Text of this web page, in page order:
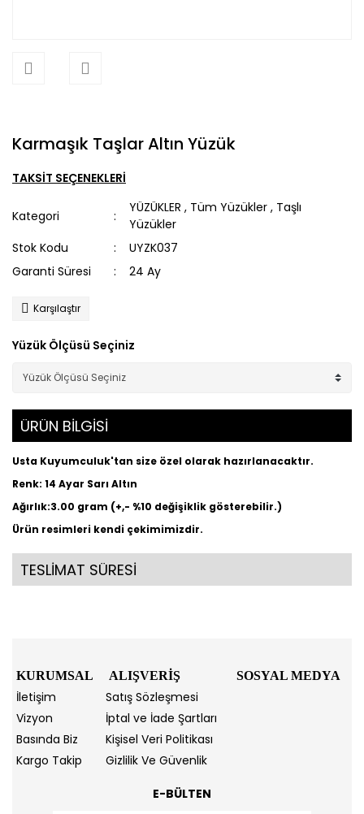
Karmaşık Taşlar Altın Yüzük
TAKSİT SEÇENEKLERİ
Kategori
YÜZÜKLER , Tüm Yüzükler , Taşlı
Yüzükler
Stok Kodu
UYZK037
Garanti Süresi
24 Ay
Karşılaştır
Yüzük Ölçüsü Seçiniz
ÜRÜN BİLGİSİ
Usta Kuyumculuk'tan size özel olarak hazırlanacaktır.
Renk: 14 Ayar Sarı Altın
Ağırlık:3.00 gram (+,- %10 değişiklik gösterebilir.)
Ürün resimleri kendi çekimimizdir.
TESLİMAT SÜRESİ
KURUMSAL ALIŞVERİŞ SOSYAL MEDYA
İletişim
Satış Sözleşmesi
Vizyon
İptal ve İade Şartları
Basında Biz
Kişisel Veri Politikası
Kargo Takip
Gizlilik Ve Güvenlik
E-BÜLTEN